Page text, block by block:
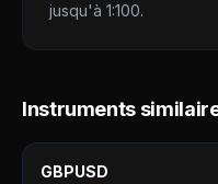
jusqu'à 1:100.
Instruments
GBPUSD